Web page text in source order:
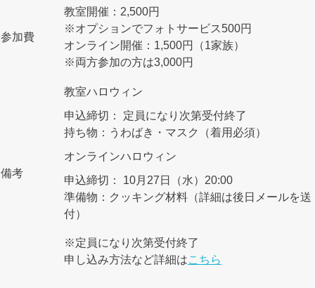
参加費
教室開催：2,500円
※オプションでフォトサービス500円
オンライン開催：1,500円（1家族）
※両方参加の方は3,000円
備考
教室ハロウィン
申込締切： 定員になり次第受付終了
持ち物：うわばき・マスク（着用必須）
オンラインハロウィン
申込締切： 10月27日（水）20:00
準備物：クッキング材料（詳細は後日メールを送
付）
※定員になり次第受付終了
申し込み方法など詳細はこちら